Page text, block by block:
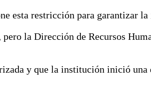
esta restricción para garantizar
la Dirección de Recursos
y que la institución inició una